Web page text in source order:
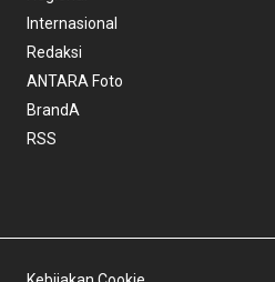
Internasional
Redaksi
ANTARA Foto
BrandA
RSS